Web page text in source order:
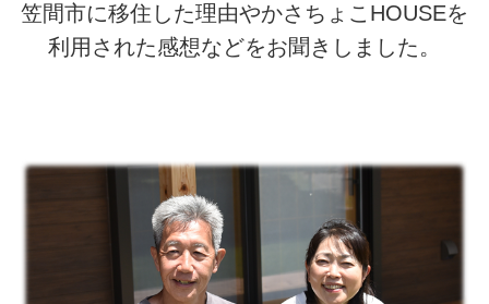
笠間市に移住した理由やかさちょこHOUSEを
利用された感想などをお聞きしました。